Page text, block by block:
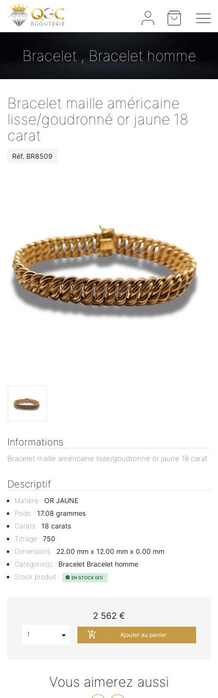
Bracelet , Bracelet homme
Bracelet maille américaine
lisse/goudronné or jaune 18
carat
Réf. BR8509
Informations
Bracelet maille américaine lisse/goudronné or jaune 18 carat
Descriptif
Matière : OR JAUNE
Poids : 17.08 grammes
Carats : 18 carats
Titrage : 750
Dimensions : 22.00 mm x 12.00 mm x 0.00 mm
Catégorie(s) : Bracelet Bracelet homme
Stock produit : check_circle EN STOCK (X1)
2 562 €
1 Ajouter au panier
add_shopping_cart
Vous aimerez aussi
Panneau de gestion des cookies